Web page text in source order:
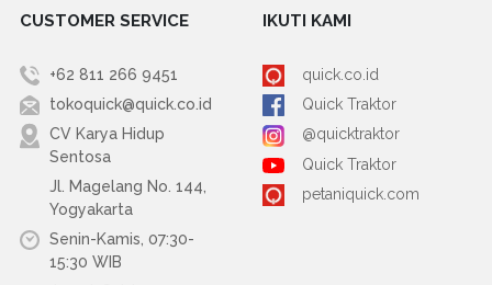
CUSTOMER SERVICE
+62 811 266 9451
tokoquick@quick.co.id
CV Karya Hidup
Sentosa
Jl. Magelang No. 144,
Yogyakarta
Senin-Kamis, 07:30-
15:30 WIB
IKUTI KAMI
quick.co.id
Quick Traktor
@quicktraktor
Quick Traktor
petaniquick.com